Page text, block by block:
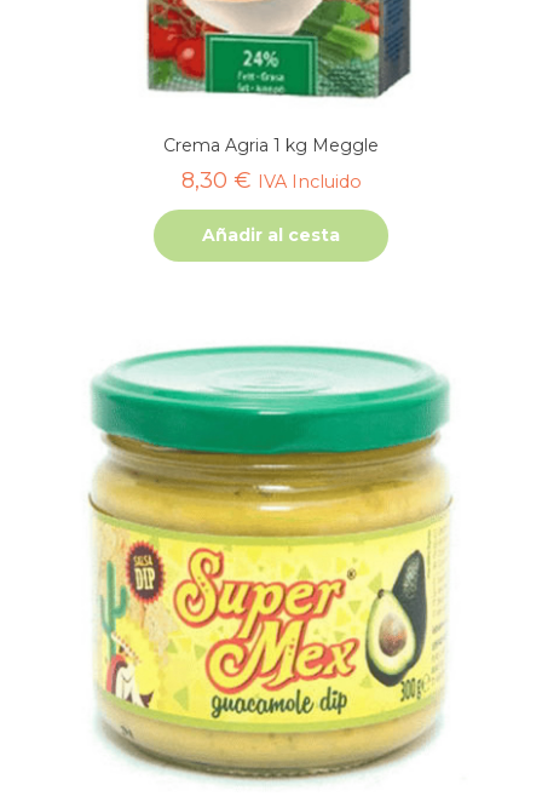
Crema Agria 1 kg Meggle
8,30 € IVA Incluido
Añadir al cesta